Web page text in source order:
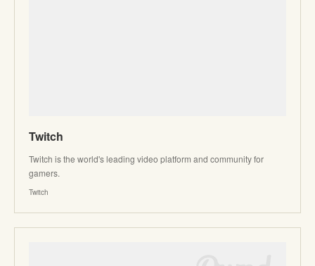
Twitch
Twitch is the world's leading video platform and community for
gamers.
Twitch